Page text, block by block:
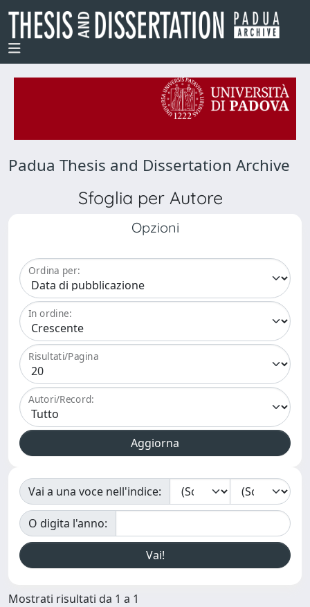
Padua Thesis and Dissertation Archive
Sfoglia per Autore
Opzioni
Ordina per:
In ordine:
Risultati/Pagina
Autori/Record:
Vai a una voce nell'indice:
O digita l'anno:
Mostrati risultati da 1 a 1